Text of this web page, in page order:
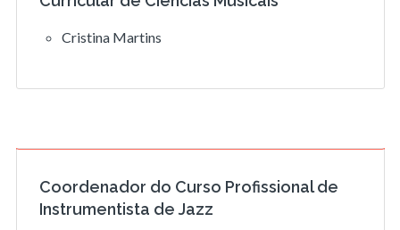
Cristina Martins
Coordenador do Curso Profissional de
Instrumentista de Jazz